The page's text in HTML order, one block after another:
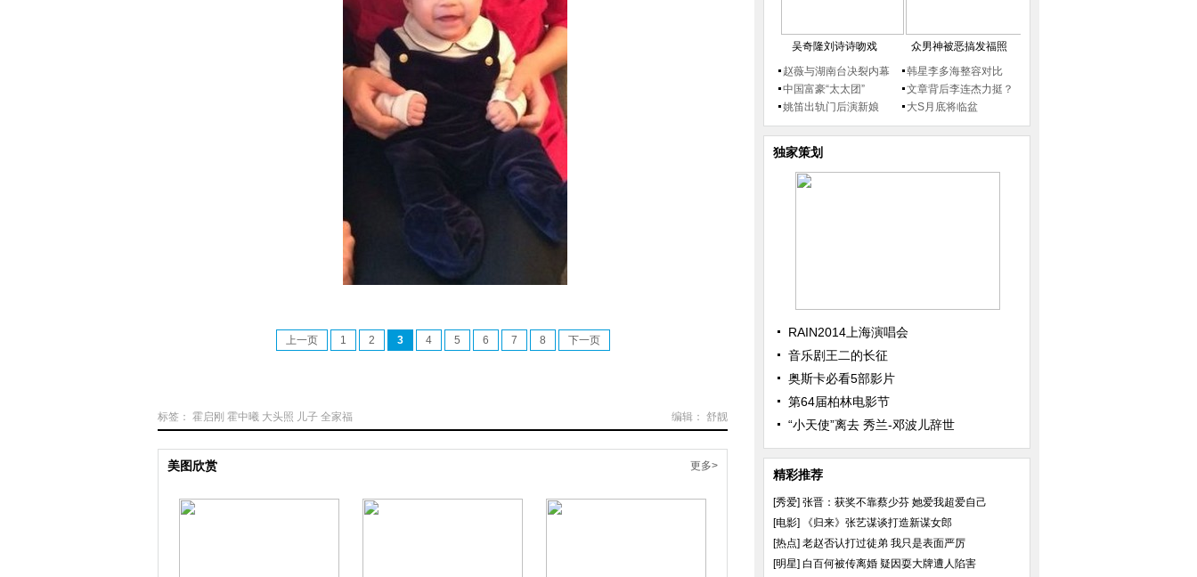
上一页 1 2 3 4 5 6 7 8 下一页
编辑： 舒靓
标签： 霍启刚 霍中曦 大头照 儿子 全家福
美图欣赏 更多>
吴奇隆刘诗诗吻戏
众男神被恶搞发福照
赵薇与湖南台决裂内幕
中国富豪“太太团”
姚笛出轨门后演新娘
韩星李多海整容对比
文章背后李连杰力挺？
大S月底将临盆
独家策划
RAIN2014上海演唱会
音乐剧王二的长征
奥斯卡必看5部影片
第64届柏林电影节
“小天使”离去 秀兰-邓波儿辞世
精彩推荐
[秀爱] 张晋：获奖不靠蔡少芬 她爱我超爱自己
[电影]
《归来》张艺谋谈打造新谋女郎
[热点] 老赵否认打过徒弟 我只是表面严厉
[明星] 白百何被传离婚 疑因耍大牌遭人陷害